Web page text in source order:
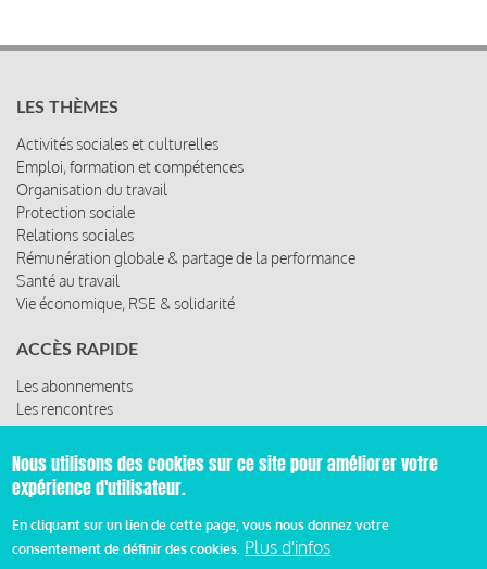
LES THÈMES
Activités sociales et culturelles
Emploi, formation et compétences
Organisation du travail
Protection sociale
Relations sociales
Rémunération globale & partage de la performance
Santé au travail
Vie économique, RSE & solidarité
ACCÈS RAPIDE
Les abonnements
Les rencontres
Les ressources
© 2019 Miroir Social - Réalisé parCafffeine
Nous utilisons des cookies sur ce site pour améliorer votre
expérience d'utilisateur.
En cliquant sur un lien de cette page, vous nous donnez votre
consentement de définir des cookies. Plus d'infos